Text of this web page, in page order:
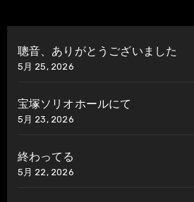
聰音、ありがとうございました
5月 25, 2026
宝塚ソリオホールにて
5月 23, 2026
終わってる
5月 22, 2026